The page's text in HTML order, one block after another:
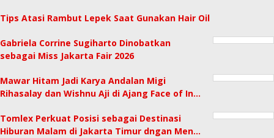
Tips Atasi Rambut Lepek Saat Gunakan Hair Oil
Gabriela Corrine Sugiharto Dinobatkan
sebagai Miss Jakarta Fair 2026
Mawar Hitam Jadi Karya Andalan Migi
Rihasalay dan Wishnu Aji di Ajang Face of In…
Tomlex Perkuat Posisi sebagai Destinasi
Hiburan Malam di Jakarta Timur dngan Men…